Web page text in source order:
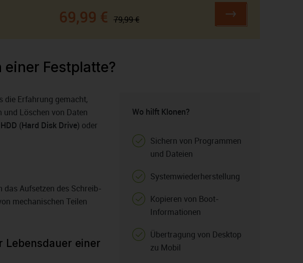
69,99 € 79,99 €
Festplatte?
Wo hilft Klonen?
Sichern von Programmen
und Dateien
Systemwiederherstellung
Kopieren von Boot-
Informationen
Übertragung von Desktop
zu Mobil
die Erfahrung gemacht,
Löschen von Daten
HDD (Hard Disk Drive) oder
das Aufsetzen des Schreib-
mechanischen Teilen
Lebensdauer einer